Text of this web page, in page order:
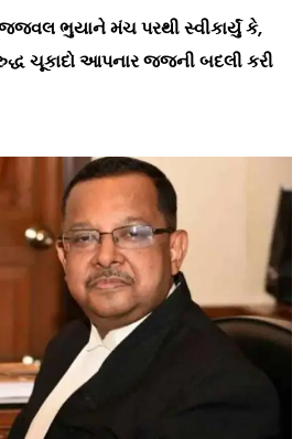
ભુયાને મંચ પરથી સ્વીકાર્યું કે,
ચૂકાદો આપનાર જજની બદલી કરી